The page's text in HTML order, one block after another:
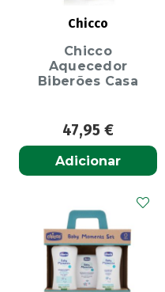
Chicco
Chicco
Aquecedor
Biberões Casa
47,95 €
Adicionar